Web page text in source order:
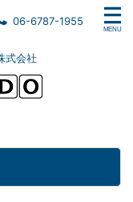
06-6787-1955
式会社